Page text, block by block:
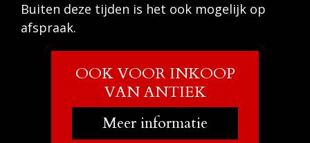
Buiten deze tijden is het ook mogelijk op
afspraak.
OOK VOOR INKOOP
VAN ANTIEK
Meer informatie